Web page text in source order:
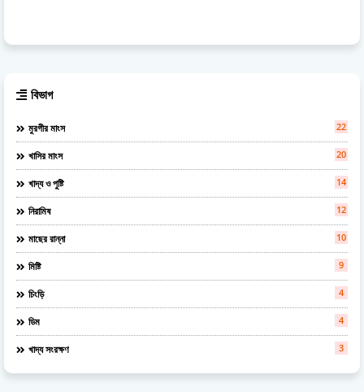
বিভাগ
মুরগীর মাংস 22
খাসির মাংস 20
খাদ্য ও পুষ্টি 14
নিরামিষ 12
মাছের রান্না 10
মিষ্টি 9
চিংড়ি 4
ডিম 4
খাদ্য সংরক্ষণ 3